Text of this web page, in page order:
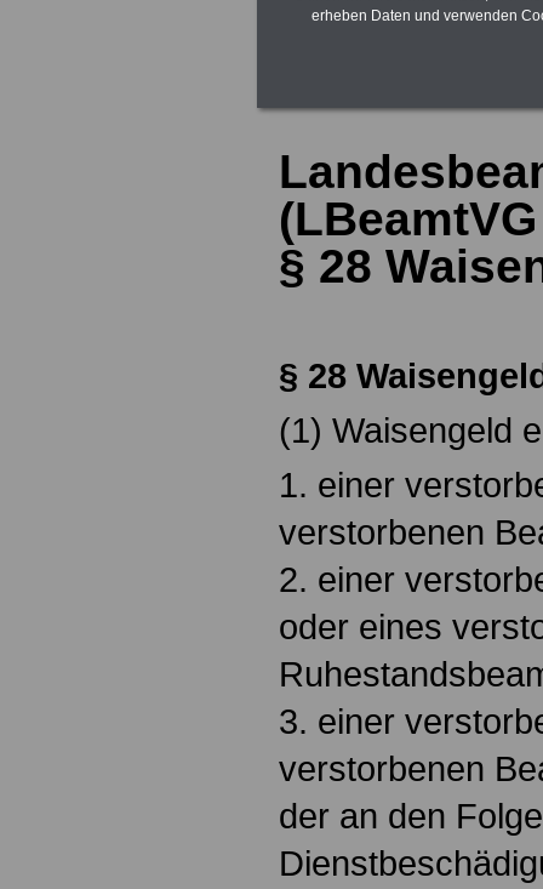
§ 28
§ 28
(1) Waisengeld
1. einer
verstorbenen
2. einer
oder eines
3. einer
verstorbenen
der an den
erheben Daten und verwenden